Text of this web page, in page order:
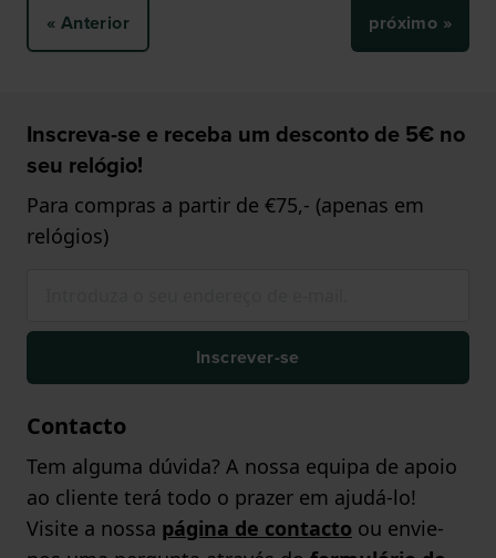
« Anterior próximo »
Inscreva-se e receba um desconto de 5€ no
seu relógio!
Para compras a partir de €75,- (apenas em
relógios)
Inscrever-se
Contacto
Tem alguma dúvida? A nossa equipa de apoio
ao cliente terá todo o prazer em ajudá-lo!
Visite a nossa página de contacto ou envie-